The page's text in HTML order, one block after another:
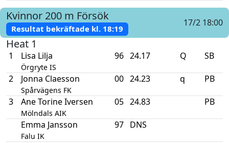
Kvinnor 200 m Försök
Resultat bekräftade kl.18:19
17/2 18:00
Heat 1
1 Lisa Lilja
Örgryte IS
96 24.17 Q SB
2 Jonna Claesson
Spårvägens FK
00 24.23 q PB
3 Ane Torine Iversen
Mölndals AIK
05 24.83 PB
Emma Jansson
Falu IK
97 DNS